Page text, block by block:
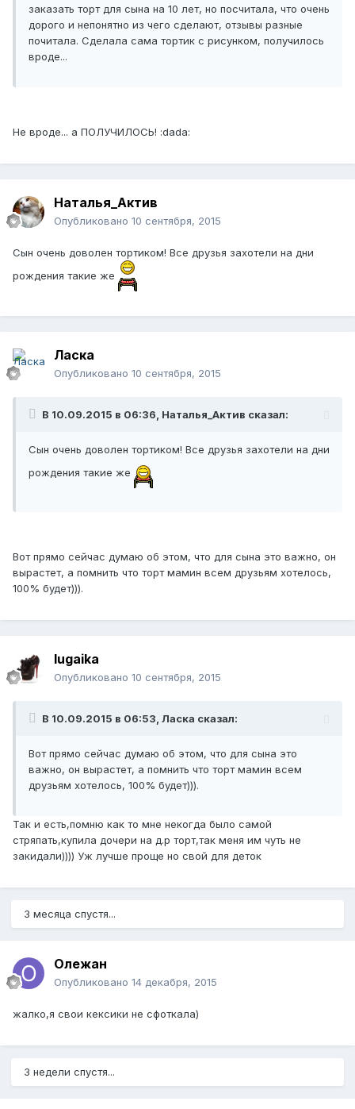
заказать торт для сына на 10 лет, но посчитала, что очень
дорого и непонятно из чего сделают, отзывы разные
почитала. Сделала сама тортик с рисунком, получилось
вроде...
Не вроде... а ПОЛУЧИЛОСЬ! :dada:
Наталья_Актив
Опубликовано 10 сентября, 2015
Сын очень доволен тортиком! Все друзья захотели на дни
рождения такие же
Ласка
Опубликовано 10 сентября, 2015
В 10.09.2015 в 06:36, Наталья_Актив сказал:
Сын очень доволен тортиком! Все друзья захотели на дни
рождения такие же
Вот прямо сейчас думаю об этом, что для сына это важно, он
вырастет, а помнить что торт мамин всем друзьям хотелось,
100% будет))).
lugaika
Опубликовано 10 сентября, 2015
В 10.09.2015 в 06:53, Ласка сказал:
Вот прямо сейчас думаю об этом, что для сына это
важно, он вырастет, а помнить что торт мамин всем
друзьям хотелось, 100% будет))).
Так и есть,помню как то мне некогда было самой
стряпать,купила дочери на д.р торт,так меня им чуть не
закидали)))) Уж лучше проще но свой для деток
3 месяца спустя...
Олежан
Опубликовано 14 декабря, 2015
жалко,я свои кексики не сфоткала)
3 недели спустя...